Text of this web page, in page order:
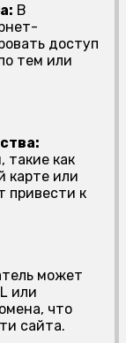
В
доступ
тем или
такие как
карте или
привести к
может
или
что
сайта.